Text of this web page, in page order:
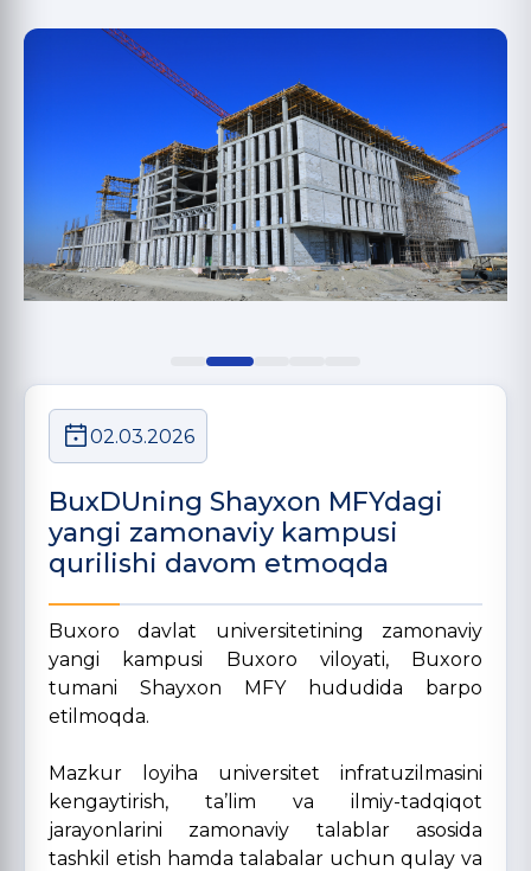
02.03.2026
BuxDUning Shayxon MFYdagi
yangi zamonaviy kampusi
qurilishi davom etmoqda
Buxoro davlat universitetining zamonaviy
yangi kampusi Buxoro viloyati, Buxoro
tumani Shayxon MFY hududida barpo
etilmoqda.
Mazkur loyiha universitet infratuzilmasini
kengaytirish, ta’lim va ilmiy-tadqiqot
jarayonlarini zamonaviy talablar asosida
tashkil etish hamda talabalar uchun qulay va